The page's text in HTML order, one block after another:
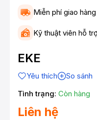
Miễn phí giao
Kỹ thuật viên hỗ
EKE
Yêu thích
So sánh
Tình trạng: Còn hàng
Liên hệ